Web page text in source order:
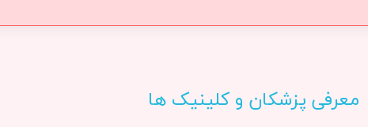
معرفی پزشکان و کلینیک ها